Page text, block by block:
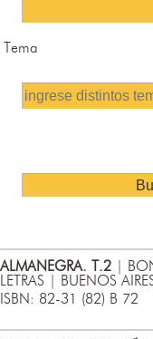
Tema
ALMANEGRA. T.2 |
LETRAS | BUENOS
ISBN: 82-31 (82) B 72